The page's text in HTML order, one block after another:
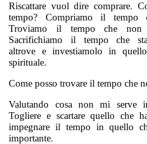
Riscattare vuol dire comprare.
tempo? Compriamo il tempo
Troviamo il tempo che non
Sacrifichiamo il tempo che
altrove e investiamolo in
spirituale.
Come posso trovare il tempo che
Valutando cosa non mi serve
Togliere e scartare quello che
impegnare il tempo in quello
importante.